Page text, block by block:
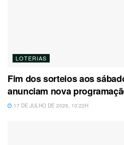
LOTERIAS
Fim dos sorteios aos
anunciam nova
17 DE JULHO DE 2026, 10:22H